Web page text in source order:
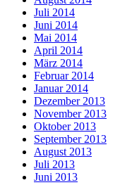
Juli 2014
Juni 2014
Mai 2014
April 2014
März 2014
Februar 2014
Januar 2014
Dezember 2013
November 2013
Oktober 2013
September 2013
August 2013
Juli 2013
Juni 2013